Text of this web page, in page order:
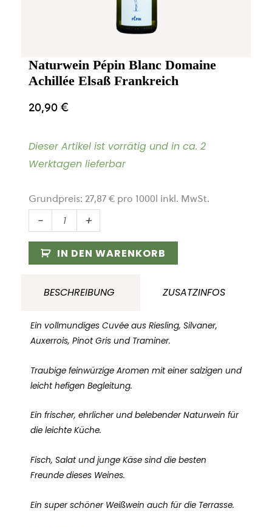
Naturwein Pépin Blanc Domaine
Achillée Elsaß Frankreich
20,90€
Dieser Artikel ist vorrätig und in ca. 2
Werktagen lieferbar
Grundpreis: 27,87€ pro 1000l inkl. MwSt.
-
Naturwein
Pépin
Blanc
Achillée
Frankreich
Menge
+
IN DEN WARENKORB
BESCHREIBUNG ZUSATZINFOS
Ein vollmundiges Cuvée aus Riesling, Silvaner,
Auxerrois, Pinot Gris und Traminer.
Traubige feinwürzige Aromen mit einer salzigen und
leicht hefigen Begleitung.
Ein frischer, ehrlicher und belebender Naturwein für
die leichte Küche.
Fisch, Salat und junge Käse sind die besten
Freunde dieses Weines.
Ein super schöner Weißwein auch für die Terrasse.